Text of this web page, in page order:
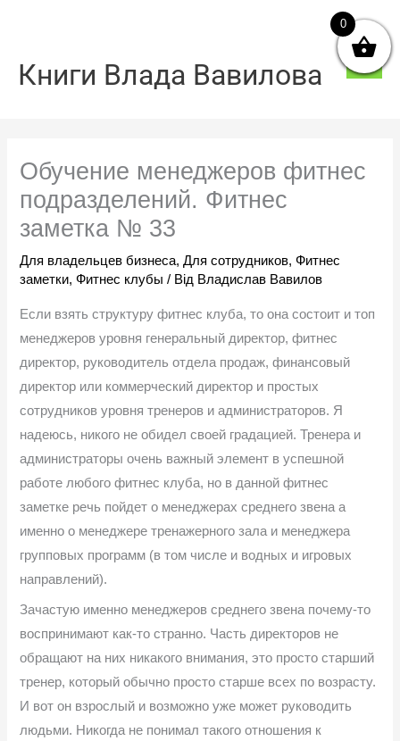
Книги Влада Вавилова
Обучение менеджеров фитнес
подразделений. Фитнес
заметка № 33
Для владельцев бизнеса,Для сотрудников,Фитнес
заметки,Фитнес клубы / Від Владислав Вавилов
Если взять структуру фитнес клуба, то она состоит и топ
менеджеров уровня генеральный директор, фитнес
директор, руководитель отдела продаж, финансовый
директор или коммерческий директор и простых
сотрудников уровня тренеров и администраторов. Я
надеюсь, никого не обидел своей градацией. Тренера и
администраторы очень важный элемент в успешной
работе любого фитнес клуба, но в данной фитнес
заметке речь пойдет о менеджерах среднего звена а
именно о менеджере тренажерного зала и менеджера
групповых программ (в том числе и водных и игровых
направлений).
Зачастую именно менеджеров среднего звена почему-то
воспринимают как-то странно. Часть директоров не
обращают на них никакого внимания, это просто старший
тренер, который обычно просто старше всех по возрасту.
И вот он взрослый и возможно уже может руководить
людьми. Никогда не понимал такого отношения к
0